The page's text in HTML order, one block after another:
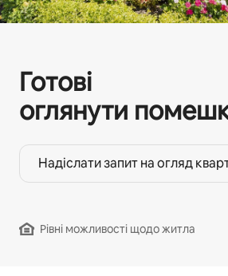
Готові
оглянути
Надіслати запит на огляд
Рівні можливості щодо житла